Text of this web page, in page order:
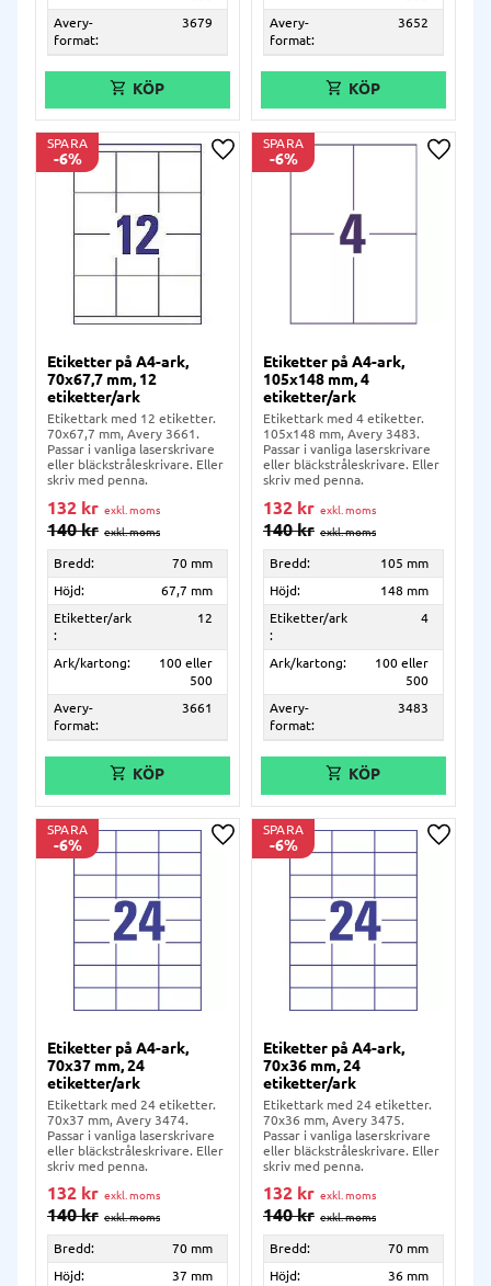
Avery-
format:
3679
Avery-
format:
3652
Etiketter på A4-ark,
70x67,7 mm, 12
etiketter/ark
Etikettark med 12 etiketter.
70x67,7 mm, Avery 3661.
Passar i vanliga laserskrivare
eller bläckstråleskrivare. Eller
skriv med penna.
132 kr
140kr
Bredd:
70 mm
Höjd:
67,7 mm
Etiketter/ark
:
12
Ark/kartong:
100 eller
500
Avery-
format:
3661
SPARA
6% Lägg till i önskelista
Etiketter på A4-ark,
105x148 mm, 4
etiketter/ark
Etikettark med 4 etiketter.
105x148 mm, Avery 3483.
Passar i vanliga laserskrivare
eller bläckstråleskrivare. Eller
skriv med penna.
132 kr
140kr
Bredd:
105 mm
Höjd:
148 mm
Etiketter/ark
:
4
Ark/kartong:
100 eller
500
Avery-
format:
3483
SPARA
6% Lägg
Etiketter på A4-ark,
70x37 mm, 24
etiketter/ark
Etikettark med 24 etiketter.
70x37 mm, Avery 3474.
Passar i vanliga laserskrivare
eller bläckstråleskrivare. Eller
skriv med penna.
132 kr
140kr
Bredd:
70 mm
Höjd:
37 mm
SPARA
6% Lägg till i önskelista
Etiketter på A4-ark,
70x36 mm, 24
etiketter/ark
Etikettark med 24 etiketter.
70x36 mm, Avery 3475.
Passar i vanliga laserskrivare
eller bläckstråleskrivare. Eller
skriv med penna.
132 kr
140kr
Bredd:
70 mm
Höjd:
36 mm
SPARA
6% Lägg